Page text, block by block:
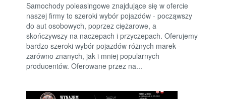
Samochody poleasingowe znajdujące się w ofercie
naszej firmy to szeroki wybór pojazdów - począwszy
do aut osobowych, poprzez ciężarowe, a
skończywszy na naczepach i przyczepach. Oferujemy
bardzo szeroki wybór pojazdów różnych marek -
zarówno znanych, jak i mniej popularnych
producentów. Oferowane przez na...